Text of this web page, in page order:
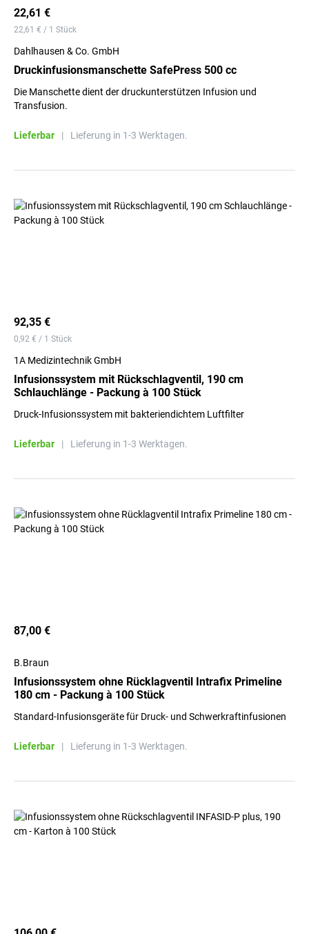
22,61 €
22,61 € / 1 Stück
Dahlhausen & Co. GmbH
Druckinfusionsmanschette SafePress 500 cc
Die Manschette dient der druckunterstützen Infusion und
Transfusion.
Lieferbar | Lieferung in 1-3 Werktagen.
92,35 €
0,92 € / 1 Stück
1A Medizintechnik GmbH
Infusionssystem mit Rückschlagventil, 190 cm
Schlauchlänge - Packung à 100 Stück
Druck-Infusionssystem mit bakteriendichtem Luftfilter
Lieferbar | Lieferung in 1-3 Werktagen.
87,00 €
B.Braun
Infusionssystem ohne Rücklagventil Intrafix Primeline
180 cm - Packung à 100 Stück
Standard-Infusionsgeräte für Druck- und Schwerkraftinfusionen
Lieferbar | Lieferung in 1-3 Werktagen.